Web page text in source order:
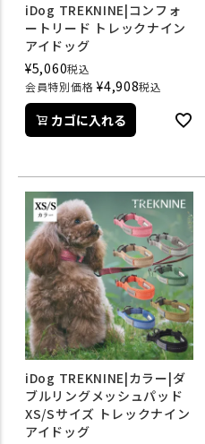
iDog TREKNINE|コンフォ
ートリード トレックナイン
アイドッグ
¥5,060税込
会員特別価格 ¥4,908税込
カゴに入れる
iDog TREKNINE|カラー|ダ
ブルリングメッシュパッド
XS/Sサイズ トレックナイン
アイドッグ